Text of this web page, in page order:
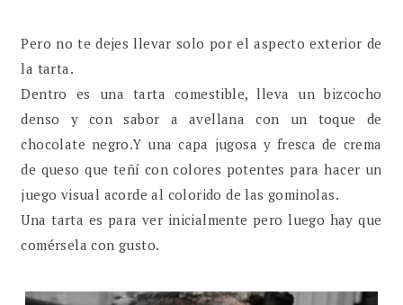
Pero no te dejes llevar solo por el aspecto exterior de
la tarta.
Dentro es una tarta comestible, lleva un bizcocho
denso y con sabor a avellana con un toque de
chocolate negro.Y una capa jugosa y fresca de crema
de queso que teñí con colores potentes para hacer un
juego visual acorde al colorido de las gominolas.
Una tarta es para ver inicialmente pero luego hay que
comérsela con gusto.